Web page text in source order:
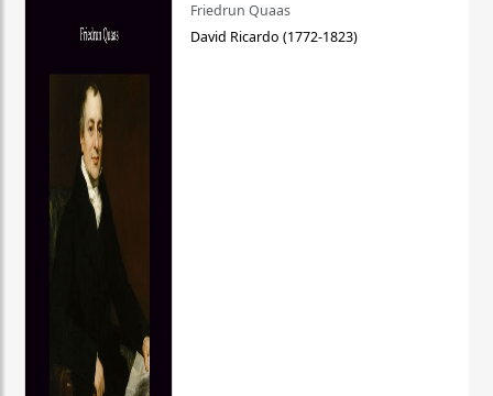
Friedrun Quaas
David Ricardo (1772-1823)